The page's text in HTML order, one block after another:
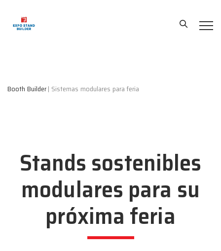
Booth Builder| Sistemas modulares para feria
Stands sostenibles
modulares para su
próxima feria